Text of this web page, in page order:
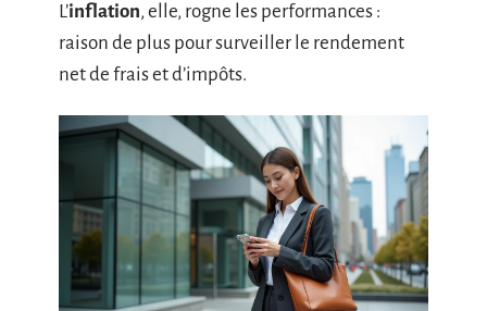
L’inflation, elle, rogne les performances :
raison de plus pour surveiller le rendement
net de frais et d’impôts.